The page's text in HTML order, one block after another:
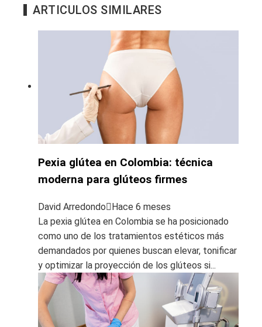
ARTICULOS SIMILARES
Pexia glútea en Colombia: técnica
moderna para glúteos firmes
David Arredondo
Hace 6 meses
La pexia glútea en Colombia se ha posicionado
como uno de los tratamientos estéticos más
demandados por quienes buscan elevar, tonificar
y optimizar la proyección de los glúteos si...